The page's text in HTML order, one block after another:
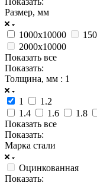
Размер, мм
1000х10000
2000х10000
Показать все
Показать:
Толщина, мм : 1
1
1.2
1.4
1.6 1.8
Показать все
Показать:
Марка стали
Оцинкованная
Показать: